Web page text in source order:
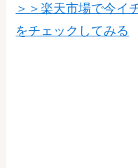
＞＞楽天市場で今イ
をチェックしてみる